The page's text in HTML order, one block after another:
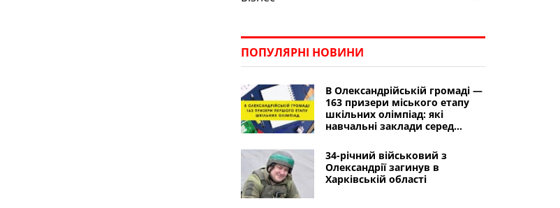
ПОПУЛЯРНІ НОВИНИ
В Олександрійській громаді —
163 призери міського етапу
шкільних олімпіад: які
навчальні заклади серед
34-річний військовий з
Олександрії загинув в
Харківській області